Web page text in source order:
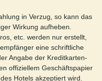
in Verzug, so kann das
Wirkung aufheben.
etc. werden nur erstellt,
eine schriftliche
Angabe der Kreditkarten-
offiziellem Geschäftspapier
Hotels akzeptiert wird.